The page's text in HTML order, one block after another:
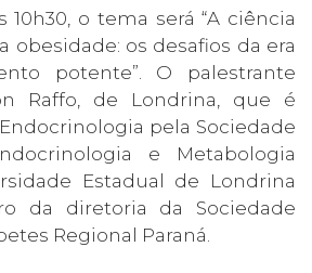
10h30, o tema será “A ciência
obesidade: os desafios da era
potente”. O palestrante
Raffo, de Londrina, que é
pela Sociedade
e Metabologia
Estadual de Londrina
da diretoria da Sociedade
Regional Paraná.